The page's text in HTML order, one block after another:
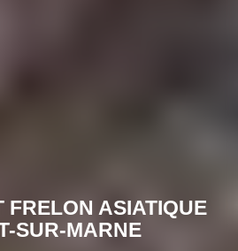
FRELON ASIATIQUE
SUR-MARNE